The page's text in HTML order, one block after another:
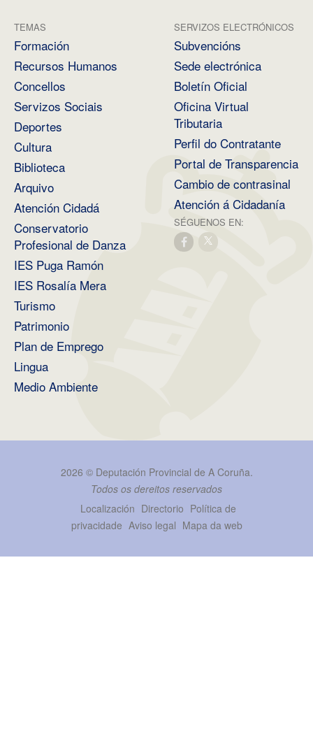
TEMAS
Formación
Recursos Humanos
Concellos
Servizos Sociais
Deportes
Cultura
Biblioteca
Arquivo
Atención Cidadá
Conservatorio
Profesional de Danza
IES Puga Ramón
IES Rosalía Mera
Turismo
Patrimonio
Plan de Emprego
Lingua
Medio Ambiente
SERVIZOS ELECTRÓNICOS
Subvencións
Sede electrónica
Boletín Oficial
Oficina Virtual
Tributaria
Perfil do Contratante
Portal de Transparencia
Cambio de contrasinal
Atención á Cidadanía
SÉGUENOS EN:
2026 © Deputación Provincial de A Coruña.
Todos os dereitos reservados
Localización Directorio Política de
privacidade Aviso legal Mapa da web